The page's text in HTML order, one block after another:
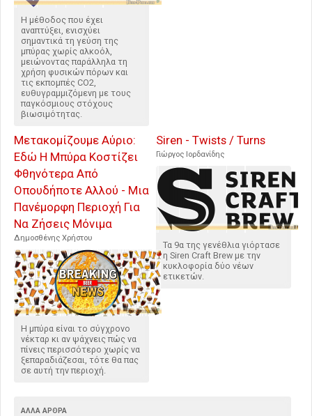
Η μέθοδος που έχει
αναπτύξει, ενισχύει
σημαντικά τη γεύση της
μπύρας χωρίς αλκοόλ,
μειώνοντας παράλληλα τη
χρήση φυσικών πόρων και
τις εκπομπές CO2,
ευθυγραμμιζόμενη με τους
παγκόσμιους στόχους
βιωσιμότητας.
Μετακομίζουμε Αύριο:
Εδώ Η Μπύρα Κοστίζει
Φθηνότερα Από
Οπουδήποτε Αλλού - Μια
Πανέμορφη Περιοχή Για
Να Ζήσεις Μόνιμα
Δημοσθένης Χρήστου
Η μπύρα είναι το σύγχρονο
νέκταρ κι αν ψάχνεις πώς να
πίνεις περισσότερο χωρίς να
ξεπαραδιάζεσαι, τότε θα πας
σε αυτή την περιοχή.
Siren - Twists / Turns
Γιώργος Ιορδανίδης
Τα 9α της γενέθλια γιόρτασε
η Siren Craft Brew με την
κυκλοφορία δύο νέων
ετικετών.
ΆΛΛΑ ΆΡΘΡΑ